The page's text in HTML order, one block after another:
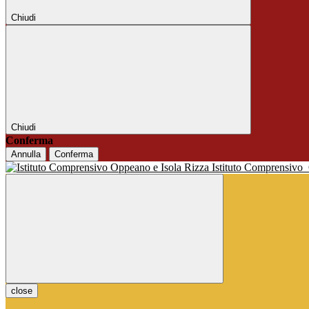
Chiudi
Chiudi
Conferma
Annulla Conferma
Istituto Comprensivo
close